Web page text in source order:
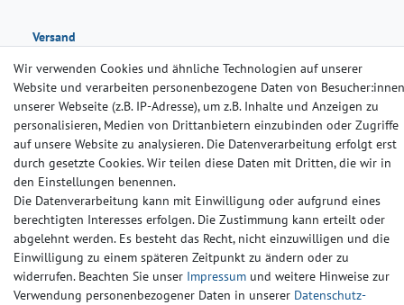
Versand
Impressum Daten­schutz­erklärung AGB
Barrierefreiheitserklärung Widerrufs­recht Kontakt
Wir verwenden Cookies und ähnliche Technologien auf unserer
Website und verarbeiten personenbezogene Daten von Besucher:innen
unserer Webseite (z.B. IP-Adresse), um z.B. Inhalte und Anzeigen zu
personalisieren, Medien von Drittanbietern einzubinden oder Zugriffe
auf unsere Website zu analysieren. Die Datenverarbeitung erfolgt erst
durch gesetzte Cookies. Wir teilen diese Daten mit Dritten, die wir in
den Einstellungen benennen.
Die Datenverarbeitung kann mit Einwilligung oder aufgrund eines
berechtigten Interesses erfolgen. Die Zustimmung kann erteilt oder
abgelehnt werden. Es besteht das Recht, nicht einzuwilligen und die
Einwilligung zu einem späteren Zeitpunkt zu ändern oder zu
widerrufen. Beachten Sie unser Impressum und weitere Hinweise zur
Verwendung personenbezogener Daten in unserer Daten­schutz­
© Copyright 2024-2025 | Alle Rechte vorbehalten.